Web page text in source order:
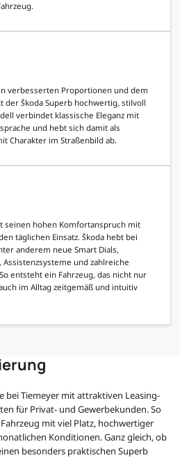
verbesserten Proportionen und dem
Škoda Superb hochwertig, stilvoll
verbindet klassische Eleganz mit
und hebt sich damit als
Charakter im Straßenbild ab.
seinen hohen Komfortanspruch mit
täglichen Einsatz. Škoda hebt bei
anderem neue Smart Dials,
und zahlreiche
entsteht ein Fahrzeug, das nicht nur
im Alltag zeitgemäß und intuitiv
bei Tiemeyer mit attraktiven Leasing-
für Privat- und Gewerbekunden. So
mit viel Platz, hochwertiger
Konditionen. Ganz gleich, ob
besonders praktischen Superb